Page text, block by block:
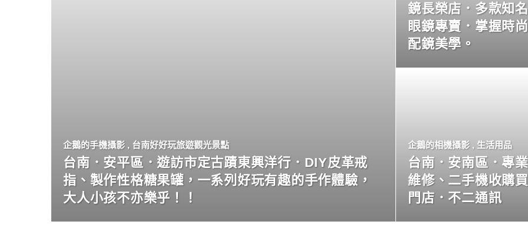
企鵝的手機攝影 , 台南好好玩旅遊觀光景點
台南．安平區．遊訪市定古蹟東興洋行．DIY皮革戒
指、製作性格糖果罐，一系列好玩有趣的手作體驗，
大人小孩不亦樂乎！！
鏡長榮店．多款知
眼鏡專賣．掌握時
配鏡美學。
企鵝的相機攝影 , 生活用品
台南．安南區．專
維修、二手機收購
門店．不二通訊